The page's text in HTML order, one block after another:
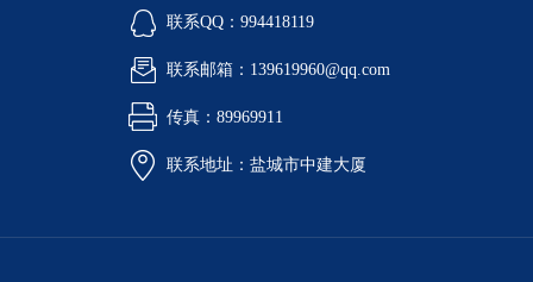
联系QQ：994418119
联系邮箱：139619960@qq.com
传真：89969911
联系地址：盐城市中建大厦